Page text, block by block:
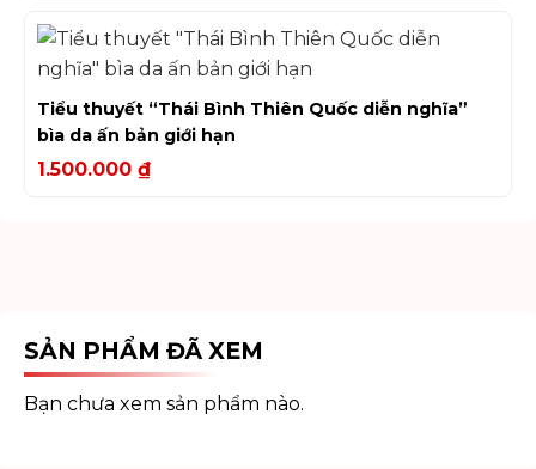
Tiểu thuyết “Thái Bình Thiên Quốc diễn nghĩa”
bìa da ấn bản giới hạn
1.500.000 ₫
SẢN PHẨM ĐÃ XEM
Bạn chưa xem sản phẩm nào.